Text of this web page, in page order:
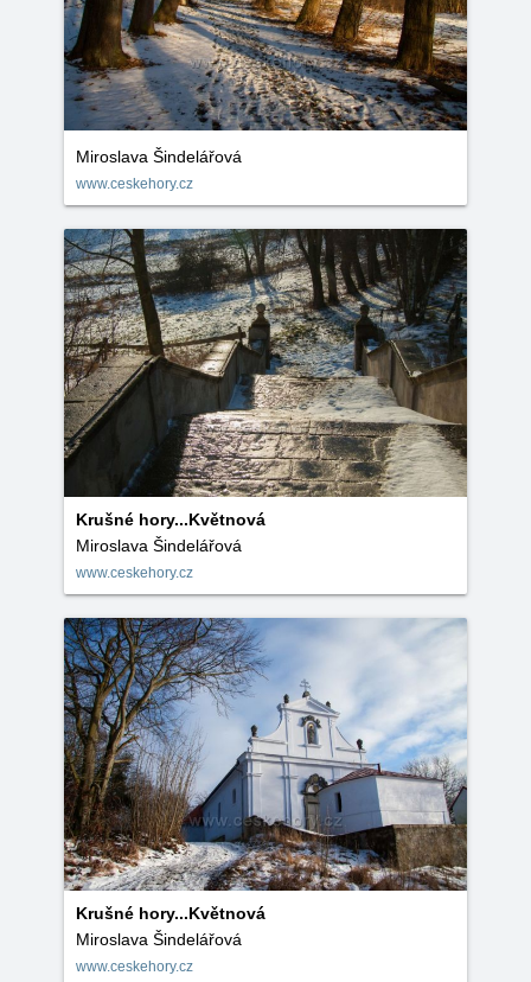
Miroslava Šindelářová
www.ceskehory.cz
Krušné hory...Květnová
Miroslava Šindelářová
www.ceskehory.cz
Krušné hory...Květnová
Miroslava Šindelářová
www.ceskehory.cz